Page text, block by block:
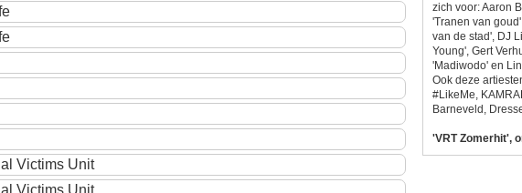
Victims Unit
zich voor: Aaron
'Tranen van
van de stad', DJ
Young', Gert
'Madiwodo' en
Ook deze
#LikeMe,
Barneveld,
'VRT Zomerhit',